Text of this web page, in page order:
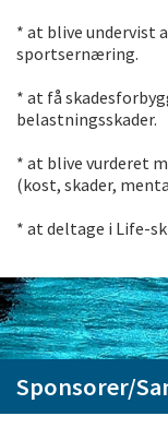
* at blive undervist
sportsernæring.
* at få
belastningsskader.
* at blive vurderet
(kost, skader,
* at deltage i Life-
Sponsorer/